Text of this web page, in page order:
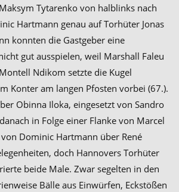
Tytarenko von halblinks nach
Hartmann genau auf Torhüter Jonas
konnten die Gastgeber eine
gut ausspielen, weil Marshall Faleu
Ndikom setzte die Kugel
Konter am langen Pfosten vorbei (67.).
Obinna Iloka, eingesetzt von Sandro
in Folge einer Flanke von Marcel
Dominic Hartmann über René
doch Hannovers Torhüter
beide Male. Zwar segelten in den
Bälle aus Einwürfen, Eckstößen